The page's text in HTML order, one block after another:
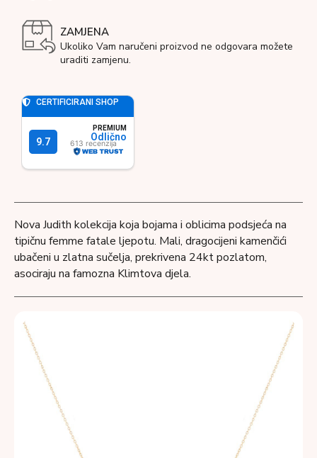
ZAMJENA
Ukoliko Vam naručeni proizvod ne odgovara možete
uraditi zamjenu.
Nova Judith kolekcija koja bojama i oblicima podsjeća na
tipičnu femme fatale ljepotu. Mali, dragocijeni kamenčići
ubačeni u zlatna sučelja, prekrivena 24kt pozlatom,
asociraju na famozna Klimtova djela.